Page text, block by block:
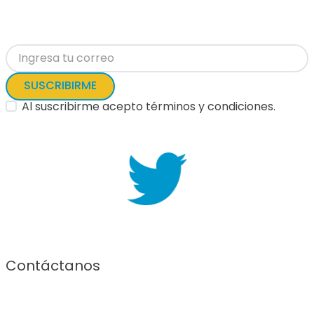
SUSCRIBIRME
Al suscribirme acepto términos y condiciones.
Contáctanos